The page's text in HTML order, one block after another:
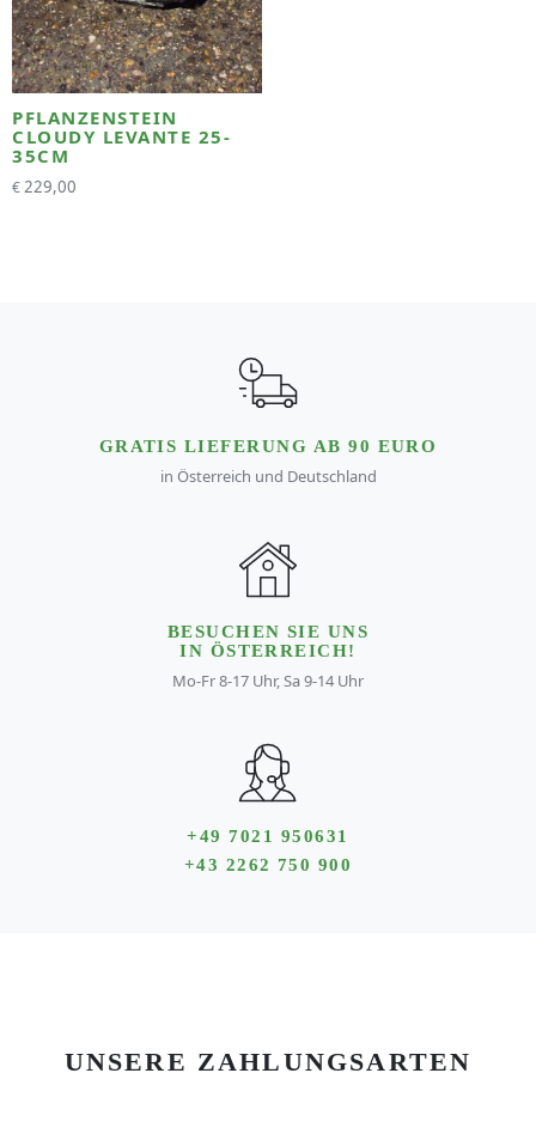
PFLANZENSTEIN
CLOUDY LEVANTE 25-
35CM
€229,00
GRATIS LIEFERUNG AB 90 EURO
in Österreich und Deutschland
BESUCHEN SIE UNS
IN ÖSTERREICH!
Mo-Fr 8-17 Uhr, Sa 9-14 Uhr
+49 7021 950631
+43 2262 750 900
UNSERE ZAHLUNGSARTEN